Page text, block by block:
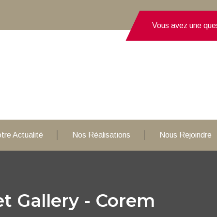
Vous avez une
Actualité Nos Réalisations Nous Rejoindre
Gallery - Corem